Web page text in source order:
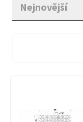
Nejnovější